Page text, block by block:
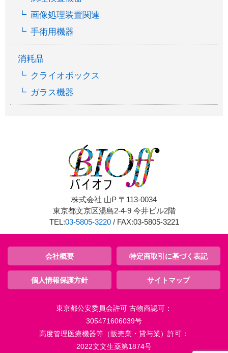
画像処理装置関連
手術用機器
消耗品
クライオボックス
ガラス機器
株式会社 山P 〒113-0034
東京都文京区湯島2-4-9 今井ビル2階
TEL:03-5805-3220/ FAX:03-5805-3221
会社概要 特定商取引に基づく表記
個人情報保護方針 サイトマップ
東京都公安委員会許可 古物商認可：
305471606039号
高度管理医療機器等（販売業・貸与業）許可：
2022文文生薬第1874号